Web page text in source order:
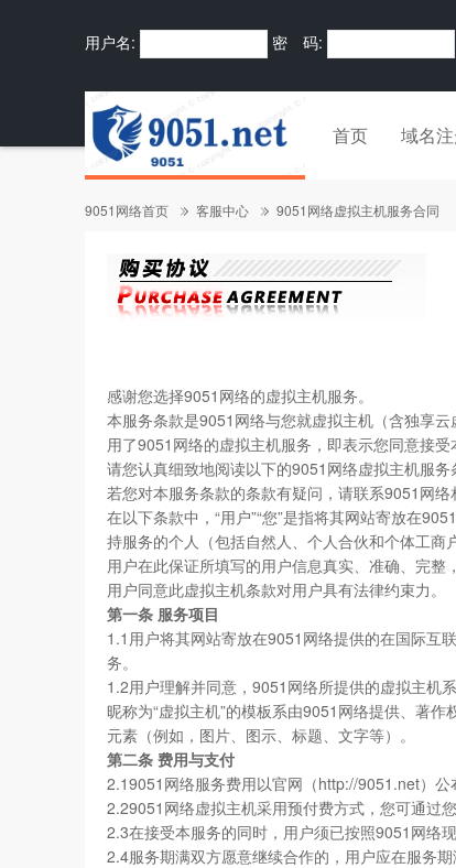
用户名: 密 码:
首页 域名
9051网络首页 客服中心 9051网络虚拟主机服务合同
感谢您选择9051网络的虚拟主机服务。
本服务条款是9051网络与您就虚拟主机（含独享
用了9051网络的虚拟主机服务，即表示您同意接受
请您认真细致地阅读以下的9051网络虚拟主机服
若您对本服务条款的条款有疑问，请联系9051网
在以下条款中，“用户”“您”是指将其网站寄放在
持服务的个人（包括自然人、个人合伙和个体工商
用户在此保证所填写的用户信息真实、准确、完整
用户同意此虚拟主机条款对用户具有法律约束力。
第一条 服务项目
1.1用户将其网站寄放在9051网络提供的在国际互
务。
1.2用户理解并同意，9051网络所提供的虚拟主机
昵称为“虚拟主机”的模板系由9051网络提供、著
元素（例如，图片、图示、标题、文字等）。
第二条 费用与支付
2.19051网络服务费用以官网（http://9051.net）公
2.29051网络虚拟主机采用预付费方式，您可通过
2.3在接受本服务的同时，用户须已按照9051网络
2.4服务期满双方愿意继续合作的，用户应在服务